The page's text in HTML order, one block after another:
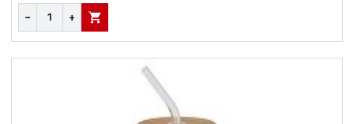
− + В КОРЗИНУ